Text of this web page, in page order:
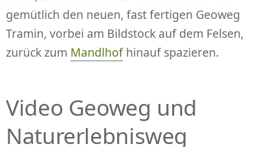
gemütlich den neuen, fast fertigen Geoweg
Tramin, vorbei am Bildstock auf dem Felsen,
zurück zum Mandlhofhinauf spazieren.
Video Geoweg und
Naturerlebnisweg